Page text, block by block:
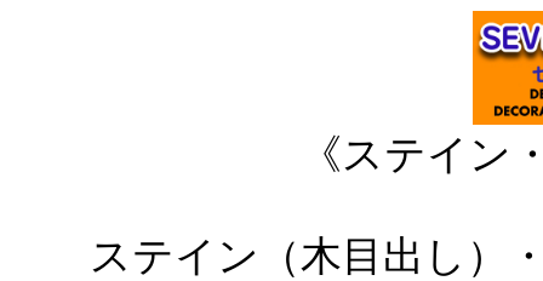
《ステイン
ステイン（木目出し）